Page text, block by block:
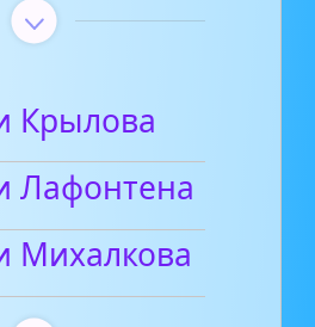
Крылова
Лафонтена
Михалкова